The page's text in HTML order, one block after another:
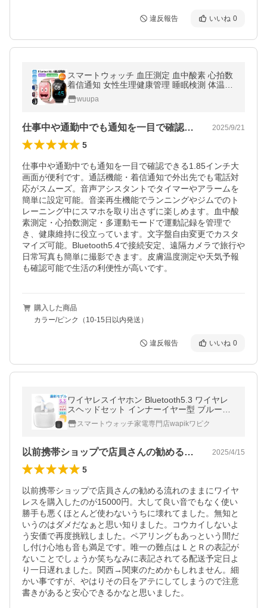
違反報告 いいね 0
スマートウォッチ 血圧測定 血中酸素 心拍数
着信通知 女性生理健康管理 睡眠検測 体温測
定 歩数計 音楽再生 カメラ制御 IP67防水 腕
上げ点灯 天気予報
wuupa
仕事中や通勤中でも通知を一目で確認でき… 2025/9/21
5
仕事中や通勤中でも通知を一目で確認できる1.85インチ大
画面が便利です。通話機能・着信通知で外出先でも電話対
応がスムーズ。音声アシスタントでタイマーやアラームを
簡単に設定可能。音楽再生機能でランニングやジムでのト
レーニング中にスマホを取り出さずに楽しめます。血中酸
素測定・心拍数測定・多運動モードで運動記録を管理で
き、健康維持に役立っています。文字盤自由変更でカスタ
マイズ可能。Bluetooth5.4で接続安定、遠隔カメラで旅行や
日常写真も簡単に撮影できます。皮膚温度測定や天気予報
も確認可能で生活の利便性が高いです。
購入した商品
カラー/ピンク（10-15日以内発送）
違反報告 いいね 0
ワイヤレスイヤホン Bluetooth5.3 ワイヤレ
スヘッドセット インナーイヤー型 ブルート
ゥースイヤホン ENCノイズキャンセリング
HiFi高音質 ハイレゾ PSE認証済み
スマートウォッチ家電専門店wapikワピク
以前携帯ショップで店員さんの勧める流れ… 2025/4/15
5
以前携帯ショップで店員さんの勧める流れのままにワイヤ
レスを購入したのが15000円。大して良い音でもなく使い
勝手も悪くほとんど使わないうちに壊れてました。無知と
いうのはダメだなぁと思い知りました。コウカイしないよ
う安価で再度挑戦しました。ペアリングもあっという間だ
し付け心地も音も満足です。唯一の難点はＬとＲの表記が
ないことでしょうか笑ちなみに表記されてる配送予定日よ
り一日遅れました。関西→関東のためかもしれません。細
かい事ですが、やはりその日をアテにしてしまうので注意
書きがあると安心できるかなと思いました。